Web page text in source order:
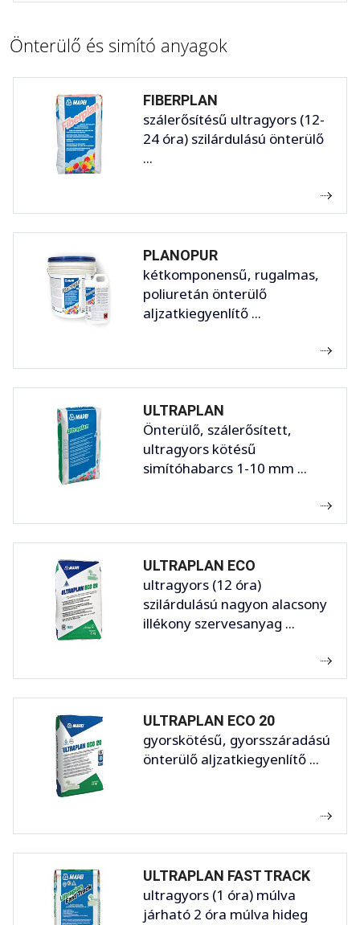
Önterülő és simító anyagok
FIBERPLAN
szálerősítésű ultragyors (12-
24 óra) szilárdulású önterülő
...
PLANOPUR
kétkomponensű, rugalmas,
poliuretán önterülő
aljzatkiegyenlítő ...
ULTRAPLAN
Önterülő, szálerősített,
ultragyors kötésű
simítóhabarcs 1-10 mm ...
ULTRAPLAN ECO
ultragyors (12 óra)
szilárdulású nagyon alacsony
illékony szervesanyag ...
ULTRAPLAN ECO 20
gyorskötésű, gyorsszáradású
önterülő aljzatkiegyenlítő ...
ULTRAPLAN FAST TRACK
ultragyors (1 óra) múlva
járható 2 óra múlva hideg